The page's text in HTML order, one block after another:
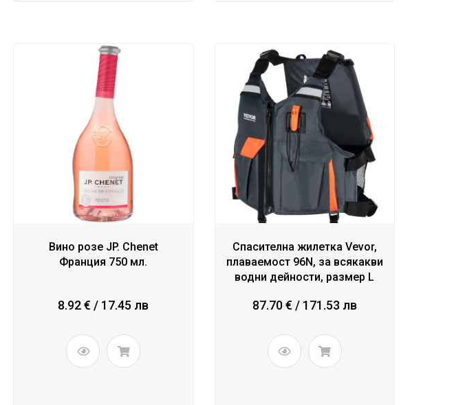
Вино розе JP. Chenet
Франция 750 мл.
8.92 € / 17.45 лв
Спасителна жилетка Vevor,
плаваемост 96N, за всякакви
водни дейности, размер L
87.70 € / 171.53 лв